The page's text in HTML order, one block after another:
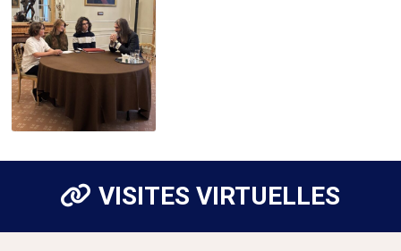
VISITES VIRTUELLES